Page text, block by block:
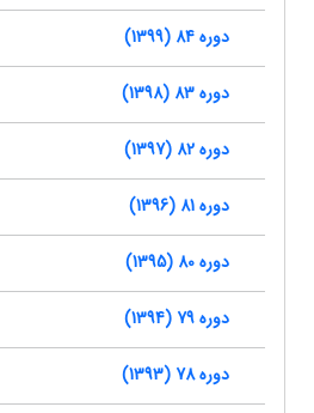
دوره 84 (1399)
دوره 83 (1398)
دوره 82 (1397)
دوره 81 (1396)
دوره 80 (1395)
دوره 79 (1394)
دوره 78 (1393)